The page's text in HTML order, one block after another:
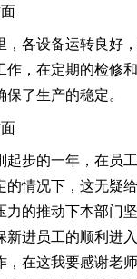
，各设备运转良好
作，在定期的检修
了生产的稳定。
起步的一年，在员
的情况下，这无疑
力的推动下本部门
新进员工的顺利进
，在这我要感谢老